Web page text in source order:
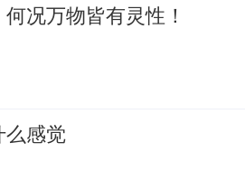
况万物皆有灵性！
么感觉